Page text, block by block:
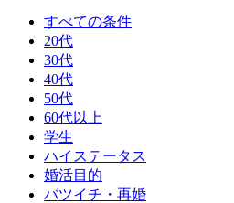
すべての条件
20代
30代
40代
50代
60代以上
学生
ハイステータス
婚活目的
バツイチ・再婚